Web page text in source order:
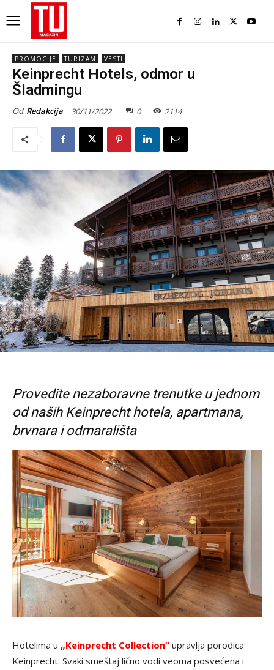
PROMOCIJE TURIZAM VESTI
Keinprecht Hotels, odmor u
Šladmingu
Od Redakcija 30/11/2022 0 2114
Provedite nezaboravne trenutke u jednom
od naših Keinprecht hotela, apartmana,
brvnara i odmarališta
Hotelima u „Keinprecht Collection“ upravlja porodica
Keinprecht. Svaki smeštaj lično vodi veoma posvećena i